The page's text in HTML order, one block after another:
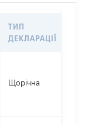
ТИП
ДЕКЛАРАЦІЇ
Щорічна